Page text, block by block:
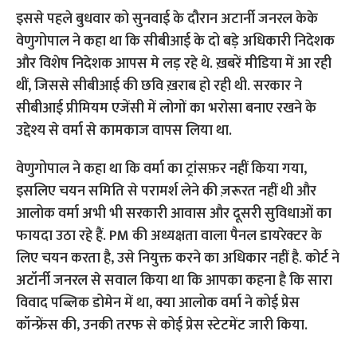
इससे पहले बुधवार को सुनवाई के दौरान अटार्नी जनरल केके
वेणुगोपाल ने कहा था कि सीबीआई के दो बड़े अधिकारी निदेशक
और विशेष निदेशक आपस मे लड़ रहे थे. ख़बरें मीडिया में आ रही
थीं, जिससे सीबीआई की छवि ख़राब हो रही थी. सरकार ने
सीबीआई प्रीमियम एजेंसी में लोगों का भरोसा बनाए रखने के
उद्देश्य से वर्मा से कामकाज वापस लिया था.
वेणुगोपाल ने कहा था कि वर्मा का ट्रांसफ़र नहीं किया गया,
इसलिए चयन समिति से परामर्श लेने की ज़रूरत नहीं थी और
आलोक वर्मा अभी भी सरकारी आवास और दूसरी सुविधाओं का
फायदा उठा रहे हैं. PM की अध्यक्षता वाला पैनल डायरेक्टर के
लिए चयन करता है, उसे नियुक्त करने का अधिकार नहीं है. कोर्ट ने
अटॉर्नी जनरल से सवाल किया था कि आपका कहना है कि सारा
विवाद पब्लिक डोमेन में था, क्या आलोक वर्मा ने कोई प्रेस
कॉन्फ्रेंस की, उनकी तरफ से कोई प्रेस स्टेटमेंट जारी किया.